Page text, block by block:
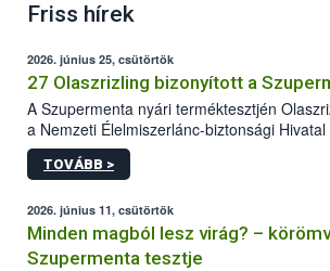
Friss hírek
2026. június 25, csütörtök
27 Olaszrizling bizonyított a
A Szupermenta nyári terméktesztjén
a Nemzeti Élelmiszerlánc-biztonsági Hivatal
szakemberei. Összesen 27 bor került
élelmiszerbiztonsági és -minőségi
vizsgálaton az is kiderült, melyek a kóstolók
legkedveltebbnek ítélt Olaszrizlingek.
TOVÁBB >
2026. június 11, csütörtök
Minden magból lesz virág? –
Szupermenta tesztje